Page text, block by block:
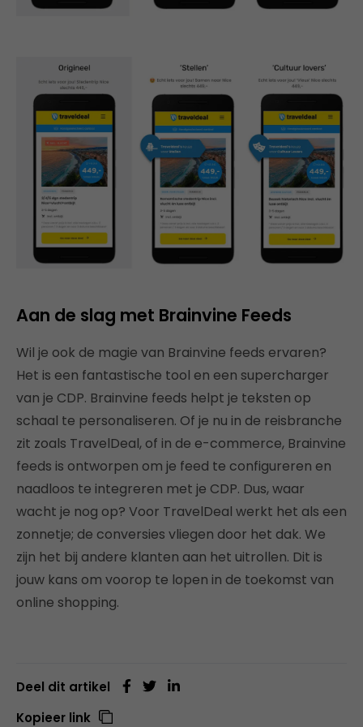
Aan de slag met Brainvine Feeds
Wil je ook de magie van Brainvine feeds ervaren?
Het is een fantastische tool en een supercharger
van je CDP. Brainvine feeds helpt je teksten op
schaal te personaliseren. Of je nu in de reisbranche
zit zoals TravelDeal, of in de e-commerce, Brainvine
feeds is ontworpen om je feed te configureren en
naadloos te integreren met je CDP. Dus, waar
wacht je nog op? Voor TravelDeal werkt het als een
zonnetje; de conversies vliegen door het dak. We
zijn het bij andere klanten aan het uitrollen. Dit is
jouw kans om voorop te lopen in de toekomst van
online shopping.
Deel dit artikel
Kopieer link